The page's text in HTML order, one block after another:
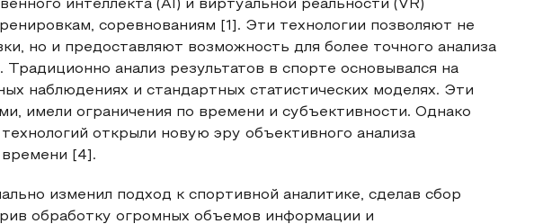
интеллекта (AI) и виртуальной реальности (VR)
соревнованиям [1]. Эти технологии позволяют не
но и предоставляют возможность для более точного анализа
анализ результатов в спорте основывался на
наблюдениях и стандартных статистических моделях. Эти
имели ограничения по времени и субъективности. Однако
открыли новую эру объективного анализа
времени [4].
изменил подход к спортивной аналитике, сделав сбор
обработку огромных объемов информации и